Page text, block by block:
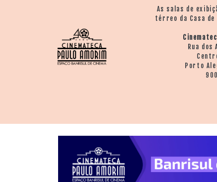
As salas de
térreo da Casa
Rua dos
Porto